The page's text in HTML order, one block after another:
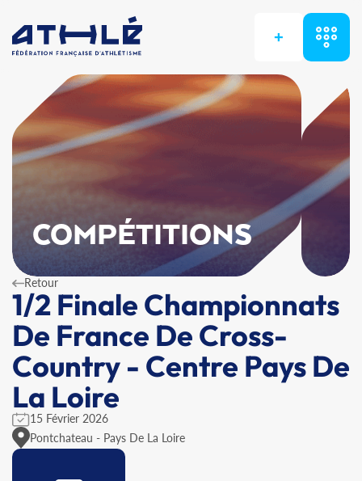
+
COMPÉTITIONS
Retour
1/2 Finale Championnats
De France De Cross-
Country - Centre Pays De
La Loire
15 Février 2026
Pontchateau - Pays De La Loire